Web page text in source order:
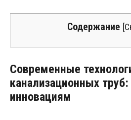
Содержание [
Современные
канализационных
инновациям